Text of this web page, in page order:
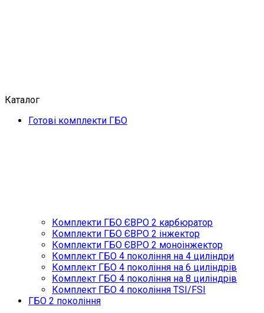
Каталог
Готові комплекти ГБО
Комплекти ГБО ЄВРО 2 карбюратор
Комплекти ГБО ЄВРО 2 інжектор
Комплекти ГБО ЄВРО 2 моноінжектор
Комплект ГБО 4 покоління на 4 циліндри
Комплект ГБО 4 покоління на 6 циліндрів
Комплект ГБО 4 покоління на 8 циліндрів
Комплект ГБО 4 покоління TSI/FSI
ГБО 2 покоління